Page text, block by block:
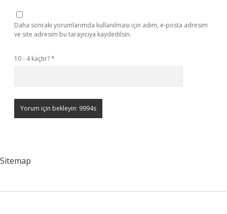
Daha sonraki yorumlarımda kullanılması için adım, e-posta adresim
ve site adresim bu tarayıcıya kaydedilsin.
10 - 4 kaçtır?*
Sitemap